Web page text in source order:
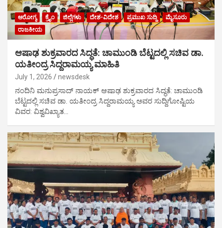
ಆರೋಗ್ಯ ಕ್ರೈಂ ಜಿಲ್ಲೆಗಳು ದೇಶ-ವಿದೇಶ ಪ್ರಮುಖ ಸುದ್ದಿ
ಮೈಸೂರು
ರಾಜಕೀಯ
ಆಷಾಢ ಶುಕ್ರವಾರದ ಸಿದ್ಧತೆ: ಚಾಮುಂಡಿ ಬೆಟ್ಟದಲ್ಲಿ ಸಚಿವ ಡಾ.
ಯತೀಂದ್ರ ಸಿದ್ದರಾಮಯ್ಯ ಮಾಹಿತಿ
July 1, 2026 newsdesk
ನಂದಿನಿ ಮನುಪ್ರಸಾದ್ ನಾಯಕ್ ಆಷಾಢ ಶುಕ್ರವಾರದ ಸಿದ್ಧತೆ: ಚಾಮುಂಡಿ
ಬೆಟ್ಟದಲ್ಲಿ ಸಚಿವ ಡಾ. ಯತೀಂದ್ರ ಸಿದ್ದರಾಮಯ್ಯ ಅವರ ಸುದ್ದಿಗೋಷ್ಟಿಯ
ವಿವರ: ವಿಶ್ವವಿಖ್ಯಾತ…